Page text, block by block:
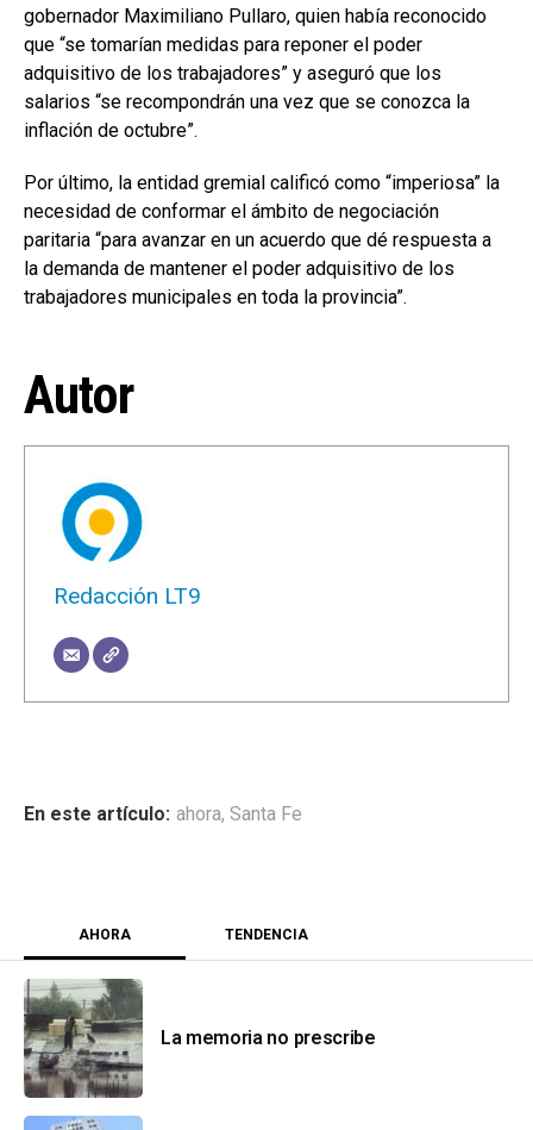
gobernador Maximiliano Pullaro, quien había reconocido
que “se tomarían medidas para reponer el poder
adquisitivo de los trabajadores” y aseguró que los
salarios “se recompondrán una vez que se conozca la
inflación de octubre”.
Por último, la entidad gremial calificó como “imperiosa” la
necesidad de conformar el ámbito de negociación
paritaria “para avanzar en un acuerdo que dé respuesta a
la demanda de mantener el poder adquisitivo de los
trabajadores municipales en toda la provincia”.
Autor
Redacción LT9
ahora, Santa Fe
AHORA TENDENCIA
La memoria no prescribe